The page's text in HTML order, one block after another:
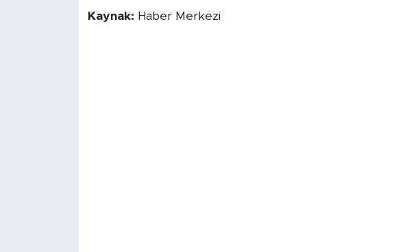
Kaynak: Haber Merkezi